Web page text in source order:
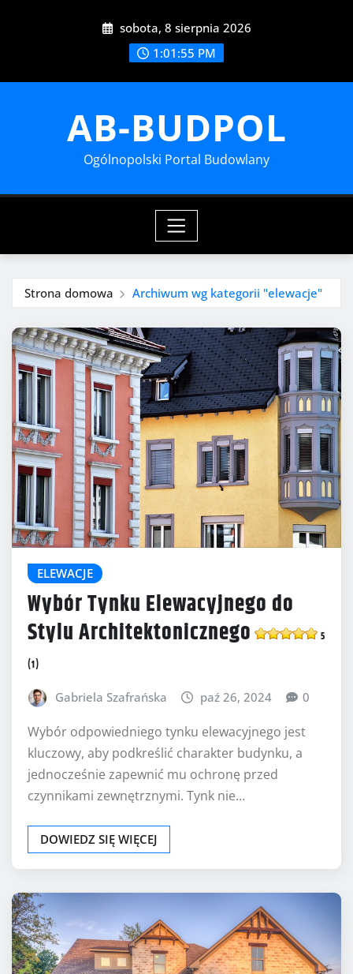
sobota, 8 sierpnia 2026
1:01:56 PM
AB-BUDPOL
Ogólnopolski Portal Budowlany
Strona domowa Archiwum wg kategorii "elewacje"
ELEWACJE
Wybór Tynku Elewacyjnego do
Stylu Architektonicznego
5
(1)
Gabriela Szafrańska paź 26, 2024 0
Wybór odpowiedniego tynku elewacyjnego jest
kluczowy, aby podkreślić charakter budynku, a
jednocześnie zapewnić mu ochronę przed
czynnikami zewnętrznymi. Tynk nie…
DOWIEDZ SIĘ WIĘCEJ